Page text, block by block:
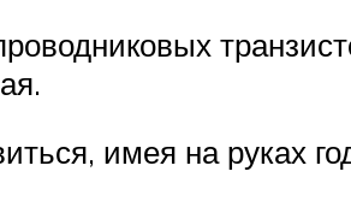
имея на руках